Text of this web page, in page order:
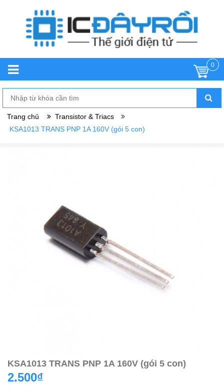
0
Trang chủ
Transistor & Triacs
KSA1013 TRANS PNP 1A 160V (gói 5 con)
KSA1013 TRANS PNP 1A 160V (gói 5 con)
2.500₫